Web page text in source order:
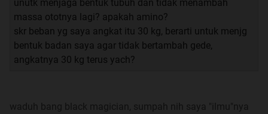
Perkenalan Bro Alvin
Bosan Saat Fitness ?
Multiple Answer
unutk menjaga bentuk tubuh dan tidak menambah
massa ototnya lagi? apakah amino?
skr beban yg saya angkat itu 30 kg, berarti untuk menjg
bentuk badan saya agar tidak bertambah gede,
angkatnya 30 kg terus yach?
waduh bang black magician, sumpah nih saya "ilmu"nya